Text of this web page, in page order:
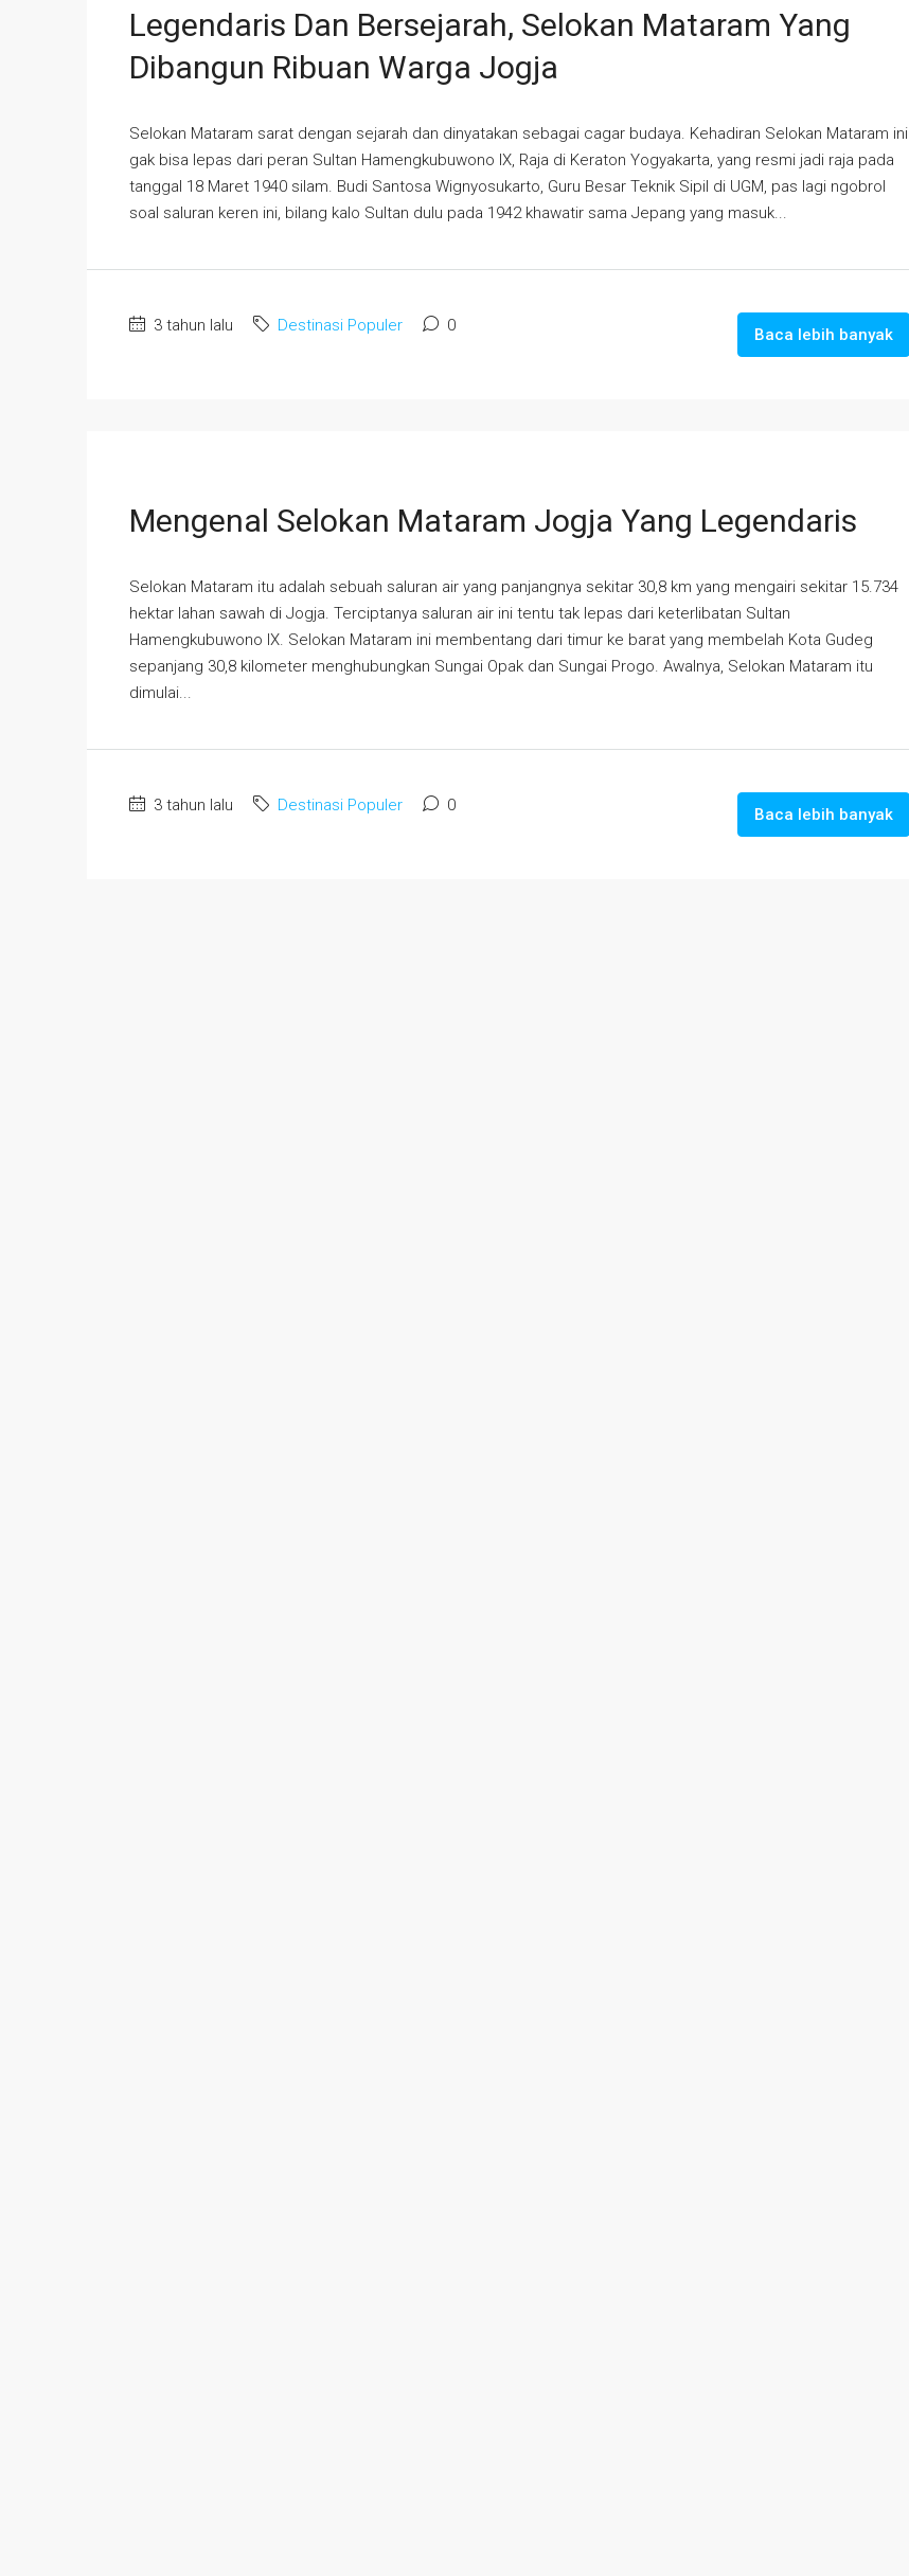
Legendaris Dan Bersejarah, Selokan Mataram Yang
Dibangun Ribuan Warga Jogja
Selokan Mataram sarat dengan sejarah dan dinyatakan sebagai cagar budaya. Kehadiran Selokan Mataram ini
gak bisa lepas dari peran Sultan Hamengkubuwono IX, Raja di Keraton Yogyakarta, yang resmi jadi raja pada
tanggal 18 Maret 1940 silam. Budi Santosa Wignyosukarto, Guru Besar Teknik Sipil di UGM, pas lagi ngobrol
soal saluran keren ini, bilang kalo Sultan dulu pada 1942 khawatir sama Jepang yang masuk...
3 tahun lalu Destinasi Populer 0 Baca lebih banyak
Mengenal Selokan Mataram Jogja Yang Legendaris
Selokan Mataram itu adalah sebuah saluran air yang panjangnya sekitar 30,8 km yang mengairi sekitar 15.734
hektar lahan sawah di Jogja. Terciptanya saluran air ini tentu tak lepas dari keterlibatan Sultan
Hamengkubuwono IX. Selokan Mataram ini membentang dari timur ke barat yang membelah Kota Gudeg
sepanjang 30,8 kilometer menghubungkan Sungai Opak dan Sungai Progo. Awalnya, Selokan Mataram itu
dimulai...
3 tahun lalu Destinasi Populer 0 Baca lebih banyak